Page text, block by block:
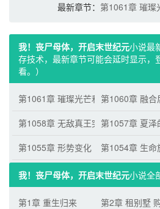
最新章节： 第1061章 璀璨
我！丧尸母体，开启末世纪元小说最
存技术，最新章节可能会延时显示，
看。）
第1061章 璀璨光芒和金属碎片
第1060章 融
第1058章 无敌真王突破井喷期
第1057章 夏泽
第1055章 形势变化
第1054章 生命
我！丧尸母体，开启末世纪元小说全
第1章 重生归来 第2章 租别墅